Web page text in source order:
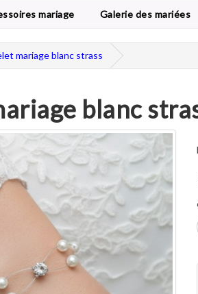
mariage Galerie des mariées
mariage blanc strass
blanc